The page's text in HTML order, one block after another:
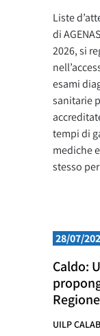
Liste
di
2026, si
esami
sanitarie
tempi di
mediche
stesso
28/07/
Caldo:
Regione
UILP